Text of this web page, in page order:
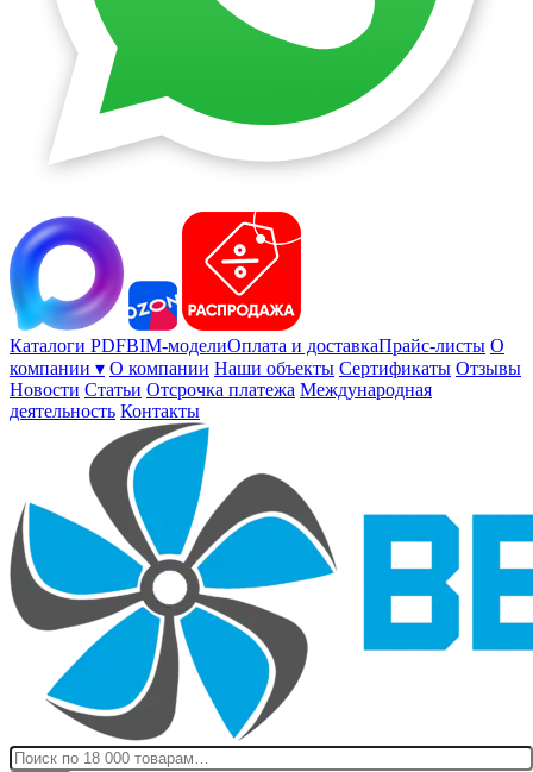
Каталоги PDFBIM-моделиОплата и доставкаПрайс-листы О
компании ▾ О компании Наши объекты Сертификаты Отзывы
Новости Статьи Отсрочка платежа Международная
деятельность Контакты